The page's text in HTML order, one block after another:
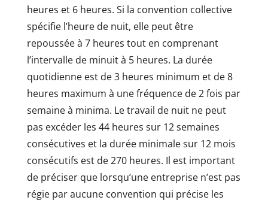
heures et 6 heures. Si la convention collective
spécifie l’heure de nuit, elle peut être
repoussée à 7 heures tout en comprenant
l’intervalle de minuit à 5 heures. La durée
quotidienne est de 3 heures minimum et de 8
heures maximum à une fréquence de 2 fois par
semaine à minima. Le travail de nuit ne peut
pas excéder les 44 heures sur 12 semaines
consécutives et la durée minimale sur 12 mois
consécutifs est de 270 heures. Il est important
de préciser que lorsqu’une entreprise n’est pas
régie par aucune convention qui précise les